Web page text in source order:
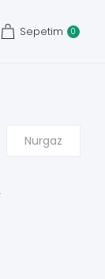
Sepetim 0
Nurgaz